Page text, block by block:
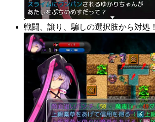
戦闘、譲り、騙しの選択肢から対処！